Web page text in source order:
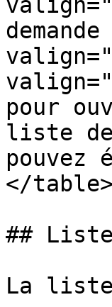
pour
liste
pouvez
</table>
##
La liste